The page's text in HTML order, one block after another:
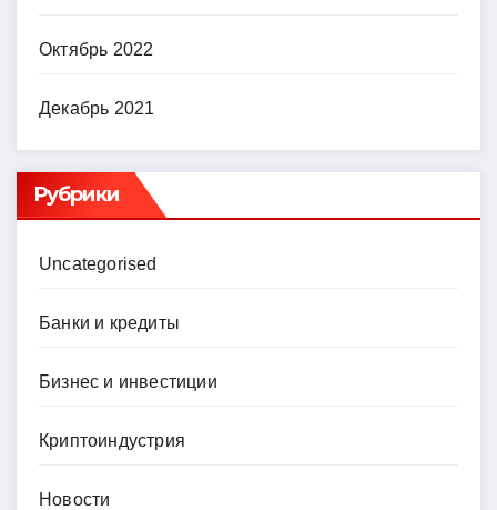
Октябрь 2022
Декабрь 2021
Рубрики
Uncategorised
Банки и кредиты
Бизнес и инвестиции
Криптоиндустрия
Новости